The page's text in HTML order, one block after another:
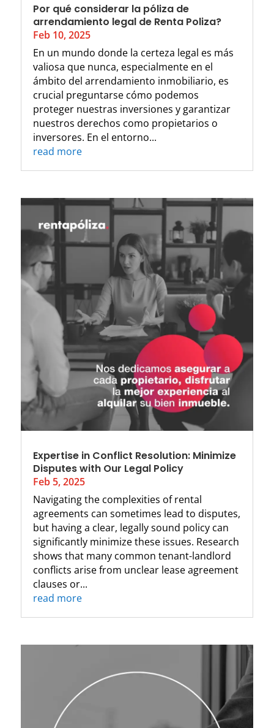
Por qué considerar la póliza de
arrendamiento legal de Renta Poliza?
Feb 10, 2025
En un mundo donde la certeza legal es más
valiosa que nunca, especialmente en el
ámbito del arrendamiento inmobiliario, es
crucial preguntarse cómo podemos
proteger nuestras inversiones y garantizar
nuestros derechos como propietarios o
inversores. En el entorno...
read more
Expertise in Conflict Resolution: Minimize
Disputes with Our Legal Policy
Feb 5, 2025
Navigating the complexities of rental
agreements can sometimes lead to disputes,
but having a clear, legally sound policy can
significantly minimize these issues. Research
shows that many common tenant-landlord
conflicts arise from unclear lease agreement
clauses or...
read more